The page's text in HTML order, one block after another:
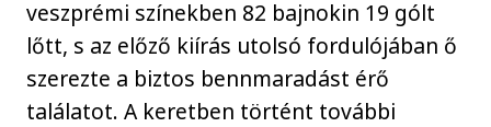
veszprémi színekben 82 bajnokin 19 gólt
lőtt, s az előző kiírás utolsó fordulójában ő
szerezte a biztos bennmaradást érő
találatot. A keretben történt további